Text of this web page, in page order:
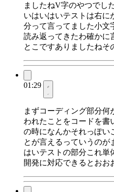
ましたねV字のやつでし
いはいはいテストは右に
分って言ってました小文
読み返ってきたわ確かに
とこですありましたねそ
01:29
まずコーディング部分
われたことをコードを書
の時になんかそれっぽい
とが言えるっていうのが
はいテストの部分これ単
開発に対応できるとおお